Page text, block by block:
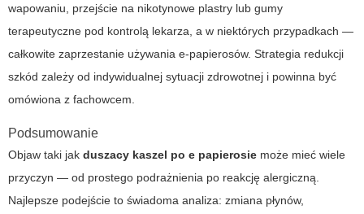
wapowaniu, przejście na nikotynowe plastry lub gumy
terapeutyczne pod kontrolą lekarza, a w niektórych przypadkach —
całkowite zaprzestanie używania e-papierosów. Strategia redukcji
szkód zależy od indywidualnej sytuacji zdrowotnej i powinna być
omówiona z fachowcem.
Podsumowanie
Objaw taki jak duszacy kaszel po e papierosie może mieć wiele
przyczyn — od prostego podrażnienia po reakcję alergiczną.
Najlepsze podejście to świadoma analiza: zmiana płynów,